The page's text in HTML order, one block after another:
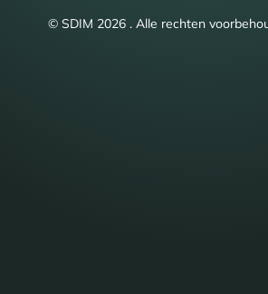
© SDIM 2026 . Alle rechten